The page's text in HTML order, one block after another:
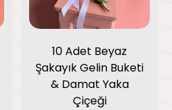
10 Adet Beyaz
Şakayık Gelin Buketi
& Damat Yaka
Çiçeği